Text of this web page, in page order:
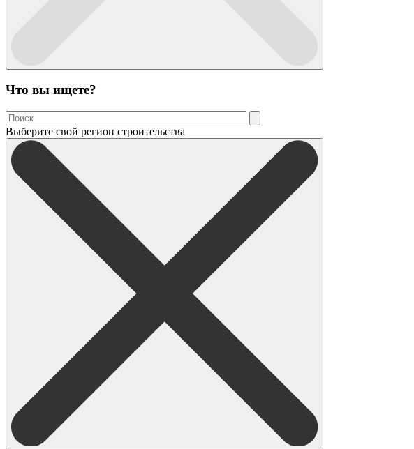
Что вы ищете?
Выберите свой регион строительства